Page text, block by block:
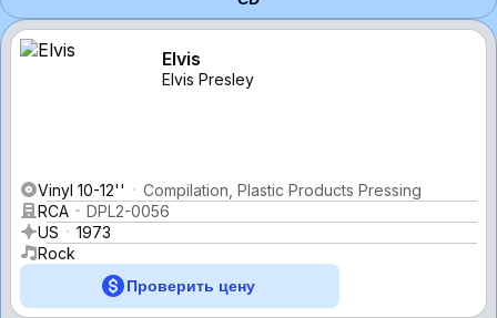
Elvis
Elvis Presley
Vinyl 10-12''
Compilation, Plastic Products Pressing
RCA
DPL2-0056
US
1973
Rock
Проверить цену